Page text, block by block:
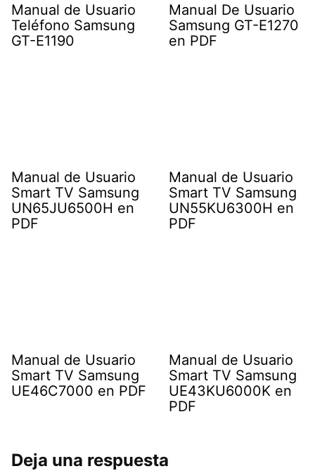
Manual de Usuario
Teléfono Samsung
GT-E1190
Manual De Usuario
Samsung GT-E1270
en PDF
Manual de Usuario
Smart TV Samsung
UN65JU6500H en
PDF
Manual de Usuario
Smart TV Samsung
UN55KU6300H en
PDF
Manual de Usuario
Smart TV Samsung
UE46C7000 en PDF
Manual de Usuario
Smart TV Samsung
UE43KU6000K en
PDF
Deja una respuesta